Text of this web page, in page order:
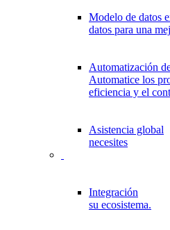
Modelo de datos
datos para una
Automatización
Automatice los
eficiencia y el
Asistencia global
necesites
Integración
su ecosistema.